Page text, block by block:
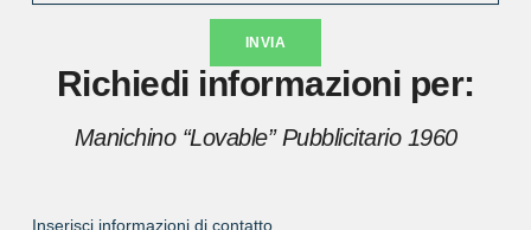
INVIA
Richiedi informazioni per:
Manichino “Lovable” Pubblicitario 1960
Inserisci informazioni di contatto